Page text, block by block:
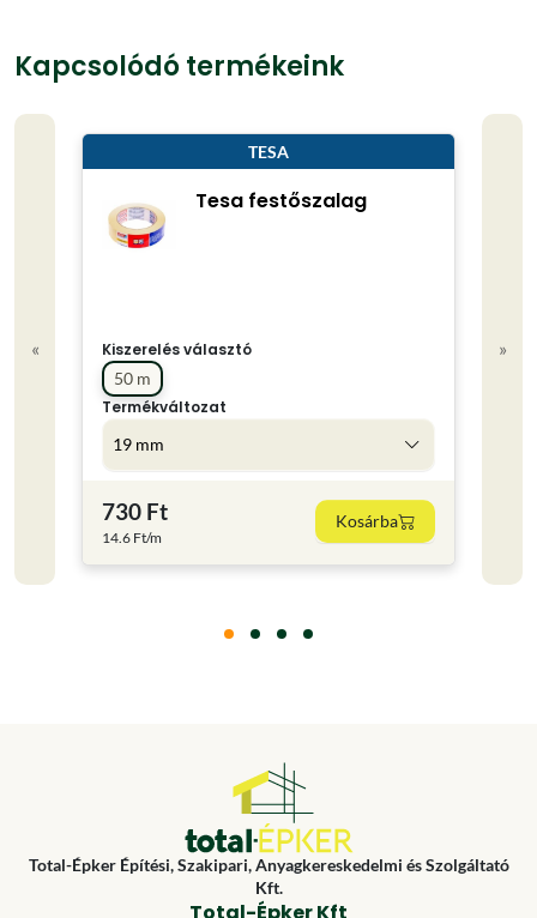
Kapcsolódó termékeink
«
TESA
Tesa festőszalag
Kiszerelés választó
50 m
Termékváltozat
19 mm
730 Ft
14.6 Ft/m
Kosárba
»
Total-Épker Építési, Szakipari, Anyagkereskedelmi és Szolgáltató
Kft.